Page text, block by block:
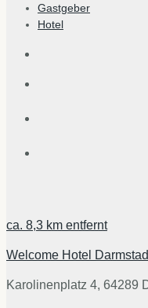
Gastgeber
Hotel
ca. 8,3 km entfernt
Welcome Hotel
Karolinenplatz 4, 64289